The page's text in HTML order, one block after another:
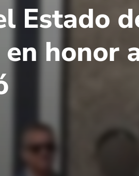
Estado
honor